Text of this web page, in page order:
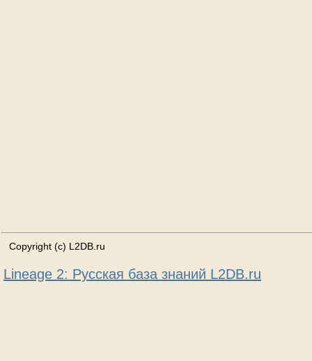
Copyright (c) L2DB.ru
Lineage 2: Русская база знаний L2DB.ru